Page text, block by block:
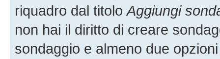
riquadro dal titoloAggiungi
non hai il diritto di creare
sondaggio e almeno due